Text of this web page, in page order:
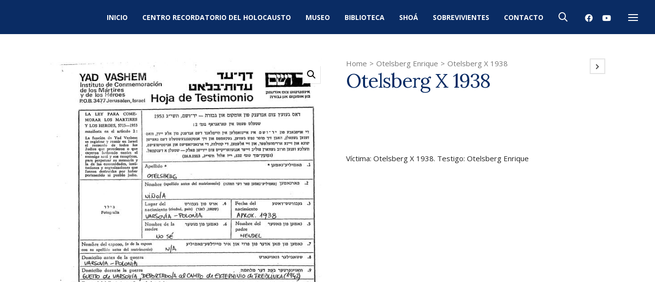
INICIO CENTRO RECORDATORIO DEL HOLOCAUSTO MUSEO BIBLIOTECA SHOÁ SOBREVIVIENTES CONTACTO
Menú
Home > Otelsberg Enrique > Otelsberg X 1938
Otelsberg X 1938
Víctima: Otelsberg X 1938. Testigo: Otelsberg Enrique